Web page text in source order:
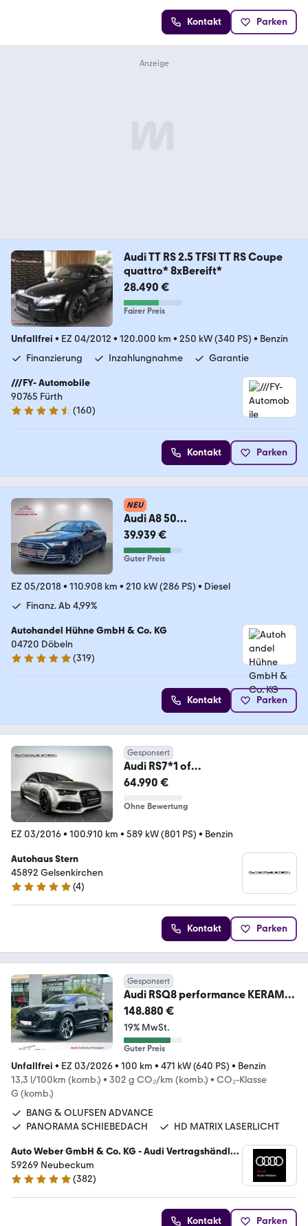
Kontakt Parken
Audi TT RS 2.5 TFSI TT RS Coupe
quattro* 8xBereift*
28.490 €
Fairer Preis
Unfallfrei • EZ 04/2012 • 120.000 km • 250 kW (340 PS) • Benzin
Finanzierung
Inzahlungnahme Garantie
///FY- Automobile
90765 Fürth
4.3 Sterne
(160)
Kontakt Parken
NEU
Audi A8 50
TDI/B&O/Laser/Standhzg./Pano/
AHK/RSE/OLED
39.939 €
Guter Preis
EZ 05/2018• 110.908 km • 210 kW (286 PS) • Diesel
Finanz. Ab 4,99%
Autohandel Hühne GmbH & Co. KG
04720 Döbeln
4.9 Sterne
(319)
Kontakt Parken
Gesponsert
Audi RS7*1 of
1*800PS*Carbon*ABT*P61*Head
64.990 €
Ohne Bewertung
EZ 03/2016• 100.910 km • 589 kW (801 PS) • Benzin
Autohaus Stern
45892 Gelsenkirchen
5 Sterne
(4)
Kontakt Parken
Gesponsert
Audi RSQ8 performance KERAMIK
B&O ADV. PANO HUD OLED
148.880 €
19% MwSt.
Guter Preis
Unfallfrei • EZ 03/2026• 100 km • 471 kW (640 PS) • Benzin
13,3 l/100km (komb.) • 302 g CO₂/km (komb.) • CO₂-Klasse
G (komb.)
BANG & OLUFSEN ADVANCE
PANORAMA SCHIEBEDACH
HD MATRIX LASERLICHT
Auto Weber GmbH & Co. KG - Audi Vertragshändler
/ VW Service
59269 Neubeckum
4.9 Sterne
(382)
Kontakt Parken